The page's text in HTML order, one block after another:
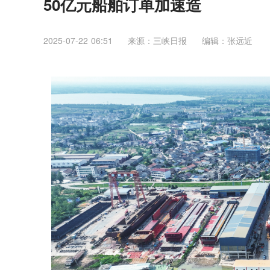
50亿元船舶订单加速造
2025-07-22 06:51 来源：三峡日报 编辑：张远近